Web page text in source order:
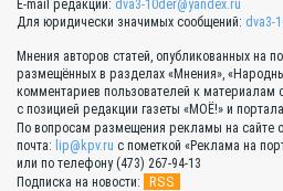
E-mail редакции: dva3-10der@yandex.ru
Для юридически значимых сообщений: dva3-
Мнения авторов статей, опубликованных на
размещённых в разделах «Мнения»,
комментариев пользователей к материалам
с позицией редакции газеты «МОЁ!» и
По вопросам размещения рекламы на сайте
почта: lip@kpv.ru с пометкой «Реклама на
или по телефону (473) 267-94-13
Подписка на новости:
RSS